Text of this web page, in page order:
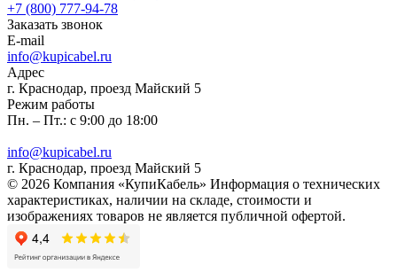
+7 (800) 777-94-78
Заказать звонок
E-mail
info@kupicabel.ru
Адрес
г. Краснодар, проезд Майский 5
Режим работы
Пн. – Пт.: с 9:00 до 18:00
info@kupicabel.ru
г. Краснодар, проезд Майский 5
© 2026 Компания «КупиКабель» Информация о технических
характеристиках, наличии на складе, стоимости и
изображениях товаров не является публичной офертой.